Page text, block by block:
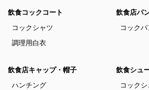
飲食コックコート
コックシャツ
調理用白衣
飲食店パ
コックパ
飲食店キャップ・帽子
ハンチング
飲食シュ
コック